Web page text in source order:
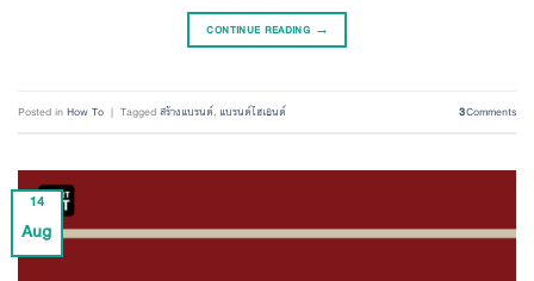
CONTINUE READING →
Posted inHow To | Taggedสร้างแบรนด์, แบรนด์ไฮเอนด์ 3Comments
14
Aug